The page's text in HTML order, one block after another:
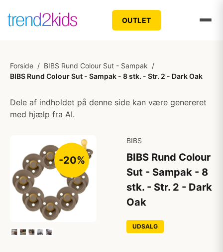
OUTLET
Forside / BIBS Rund Colour Sut - Sampak /
BIBS Rund Colour Sut - Sampak - 8 stk. - Str. 2 - Dark Oak
Dele af indholdet på denne side kan være genereret
med hjælp fra AI.
-20%
BIBS
BIBS Rund Colour
Sut - Sampak - 8
stk. - Str. 2 - Dark
Oak
UDSALG